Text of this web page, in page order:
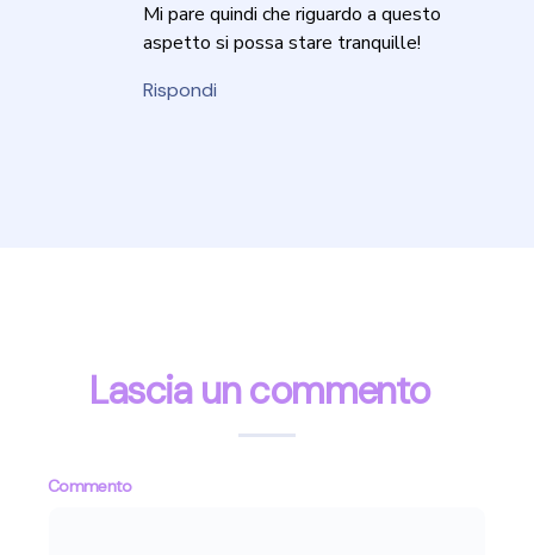
Mi pare quindi che riguardo a questo
aspetto si possa stare tranquille!
Rispondi
Lascia un commento
Commento